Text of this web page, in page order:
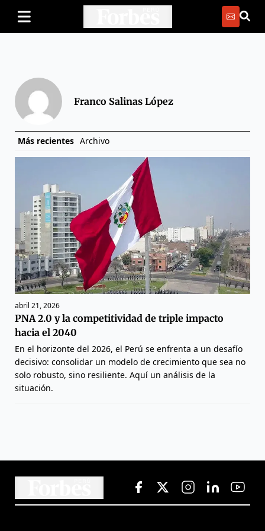
Franco Salinas López
Más recientes Archivo
abril 21, 2026
PNA 2.0 y la competitividad de triple impacto
hacia el 2040
En el horizonte del 2026, el Perú se enfrenta a un desafío
decisivo: consolidar un modelo de crecimiento que sea no
solo robusto, sino resiliente. Aquí un análisis de la
situación.